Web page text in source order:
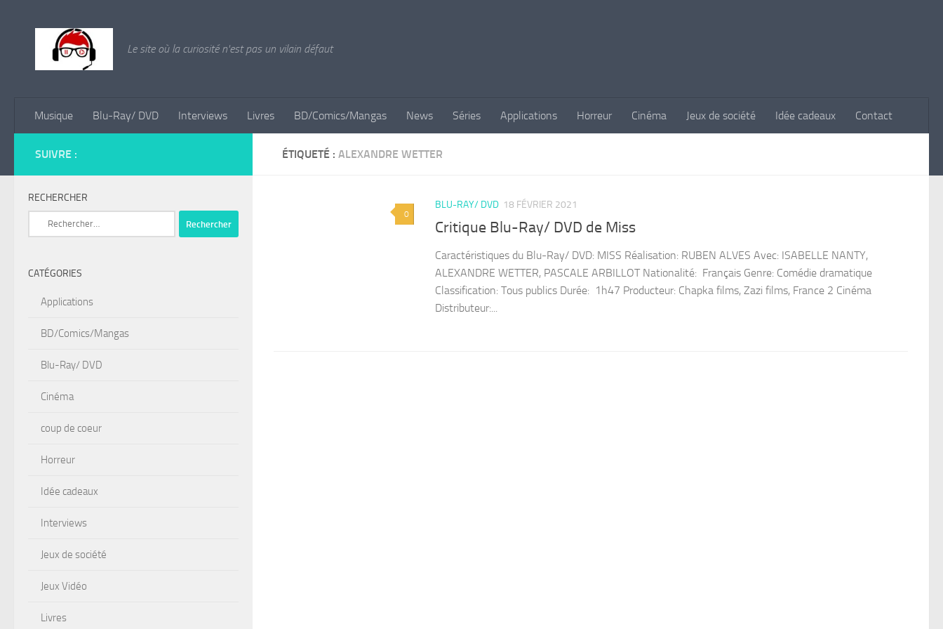
Le site où la curiosité n'est pas un vilain défaut
Musique Blu-Ray/ DVD Interviews Livres BD/Comics/Mangas News Séries Applications Horreur Cinéma Jeux de société Idée cadeaux Contact
ÉTIQUETÉ : ALEXANDRE WETTER
0
BLU-RAY/ DVD 18 FÉVRIER 2021
Critique Blu-Ray/ DVD de Miss
Caractéristiques du Blu-Ray/ DVD: MISS Réalisation: RUBEN ALVES Avec: ISABELLE NANTY,
ALEXANDRE WETTER, PASCALE ARBILLOT Nationalité: Français Genre: Comédie dramatique
Classification: Tous publics Durée: 1h47 Producteur: Chapka films, Zazi films, France 2 Cinéma
Distributeur:...
SUIVRE :
RECHERCHER
Rechercher :
CATÉGORIES
Applications
BD/Comics/Mangas
Blu-Ray/ DVD
Cinéma
coup de coeur
Horreur
Idée cadeaux
Interviews
Jeux de société
Jeux Vidéo
Livres